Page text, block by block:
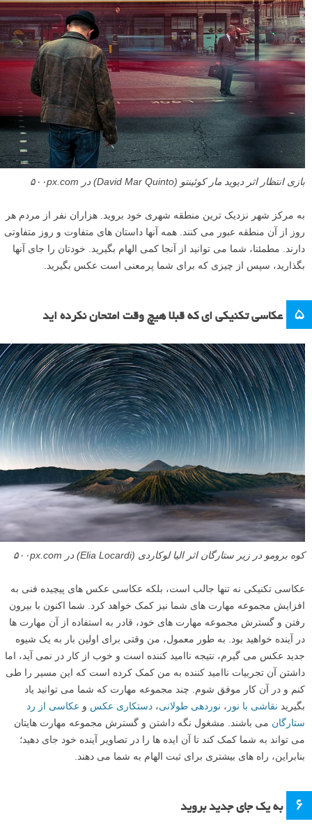
بازی انتظار اثر دیوید مار کوئینتو (David Mar Quinto) در ۵۰۰px.com
به مرکز شهر نزدیک ترین منطقه شهری خود بروید. هزاران نفر از مردم هر
روز از آن منطقه عبور می کنند. همه آنها داستان های متفاوت و روز متفاوتی
دارند. مطمئنا، شما می توانید از آنجا کمی الهام بگیرید. خودتان را جای آنها
بگذارید، سپس از چیزی که برای شما پرمعنی است عکس بگیرید.
۵ عکاسی تکنیکی ای که قبلا هیچ وقت امتحان نکرده اید
کوه برومو در زیر ستارگان اثر الیا لوکاردی (Elia Locardi) در ۵۰۰px.com
عکاسی تکنیکی نه تنها جالب است، بلکه عکاسی عکس های پیچیده فنی به
افزایش مجموعه مهارت های شما نیز کمک خواهد کرد. شما اکنون با بیرون
رفتن و گسترش مجموعه مهارت های خود، قادر به استفاده از آن مهارت ها
در آینده خواهید بود. به طور معمول، من وقتی برای اولین بار به یک شیوه
جدید عکس می گیرم، نتیجه ناامید کننده است و خوب از کار در نمی آید، اما
داشتن آن تجربیات ناامید کننده به من کمک کرده است که این مسیر را طی
کنم و در آن کار موفق شوم. چند مجموعه مهارت که شما می توانید یاد
بگیرید نقاشی با نور ، نوردهی طولانی، دستکاری عکس و عکاسی از رد
ستارگان می باشند. مشغول نگه داشتن و گسترش مجموعه مهارت هایتان
می تواند به شما کمک کند تا آن ایده ها را در تصاویر آینده خود جای دهید؛
بنابراین، راه های بیشتری برای ثبت الهام به شما می دهند.
۶ به یک جای جدید بروید